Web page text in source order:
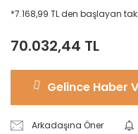
*7.168,99 TL den başlayan
70.032,44 TL
Gelince Haber
Arkadaşına Öner